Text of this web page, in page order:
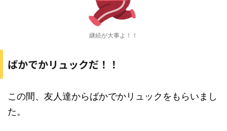
継続が大事よ！！
ばかでかリュックだ！！
この間、友人達からばかでかリュックをもらいまし
た。